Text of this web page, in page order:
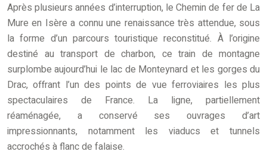
Après plusieurs années d’interruption, le Chemin de fer de La
Mure en Isère a connu une renaissance très attendue, sous
la forme d’un parcours touristique reconstitué. À l’origine
destiné au transport de charbon, ce train de montagne
surplombe aujourd’hui le lac de Monteynard et les gorges du
Drac, offrant l’un des points de vue ferroviaires les plus
spectaculaires de France. La ligne, partiellement
réaménagée, a conservé ses ouvrages d’art
impressionnants, notamment les viaducs et tunnels
accrochés à flanc de falaise.